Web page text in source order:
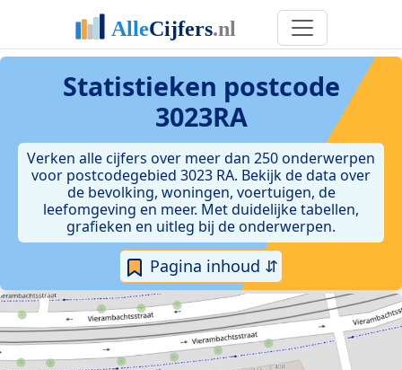
Statistieken postcode
3023RA
Verken alle cijfers over meer dan 250 onderwerpen
voor postcodegebied 3023 RA. Bekijk de data over
de bevolking, woningen, voertuigen, de
leefomgeving en meer. Met duidelijke tabellen,
grafieken en uitleg bij de onderwerpen.
Pagina inhoud ⇵